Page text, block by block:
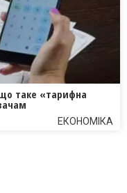
таке «тарифна
ЕКОНОМІКА